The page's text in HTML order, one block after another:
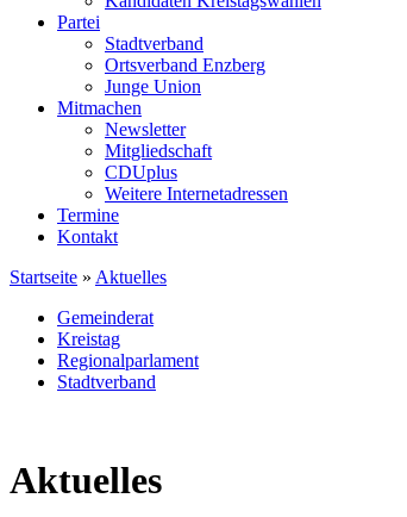
Partei
Stadtverband
Ortsverband Enzberg
Junge Union
Mitmachen
Newsletter
Mitgliedschaft
CDUplus
Weitere Internetadressen
Termine
Kontakt
Startseite » Aktuelles
Gemeinderat
Kreistag
Regionalparlament
Stadtverband
Aktuelles